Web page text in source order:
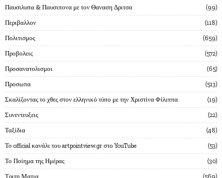
Παυσιλυπα & Παυσιπονα με τον Θαναση Δριτσα 99
Περιβαλλον 118
Πολιτισμος 659
Προβολεις 572
Προσανατολισμοι 65
Προσωπα 513
Σκαλίζοντας το χθες στον ελληνικό τύπο με την Χριστίνα Φίλιππα 19
Συνεντευξεις 22
Ταξίδια 48
Το official κανάλι του artpointview.gr στο YouTube 53
Το Ποίημα της Ημέρας 30
Τριτη Ματια 569